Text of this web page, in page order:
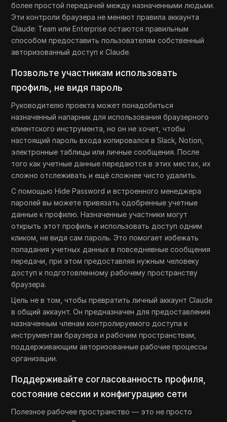
более простой передачей между назначенными людьми.
Эти контроли браузера не меняют правила аккаунта
Claude: Team или Enterprise остаются правильным
способом предоставить пользователям собственный
авторизованный доступ к Claude.
Позвольте участникам использовать
профиль, не видя пароль
Руководителю проекта может понадобиться
назначенный напарник для использования браузерного
клиентского инструмента, но он не хочет, чтобы
настоящий пароль входа копировался в Slack, Notion,
электронные таблицы или личные сообщения. После
того как учетные данные передаются в этих местах, их
сложно отслеживать и ещё сложнее чисто удалить.
С помощью Hide Password и встроенного менеджера
паролей вы можете привязать одобренные учетные
данные к профилю. Назначенные участники могут
открыть этот профиль и использовать доступ одним
кликом, не видя сам пароль. Это помогает избежать
попадания учетных данных в повседневные сообщения
передачи, при этом предоставляя нужным человеку
доступ к подготовленному рабочему пространству
браузера.
Цель не в том, чтобы превратить личный аккаунт Claude
в общий аккаунт. Он предназначен для предоставления
назначенным членам контролируемого доступа к
инструментам браузера и рабочим пространствам,
поддерживающим авторизованные рабочие процессы
организации.
Поддерживайте согласованность профиля,
состояние сессии и конфигурацию сети
Полезное рабочее пространство — это не просто